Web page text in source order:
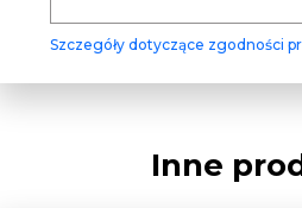
Szczegóły dotyczące zgodności
Inne